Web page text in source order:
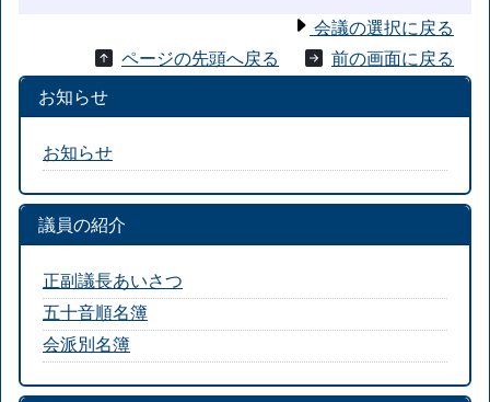
会議の選択に戻る
ページの先頭へ戻る
前の画面に戻る
お知らせ
お知らせ
議員の紹介
正副議長あいさつ
五十音順名簿
会派別名簿